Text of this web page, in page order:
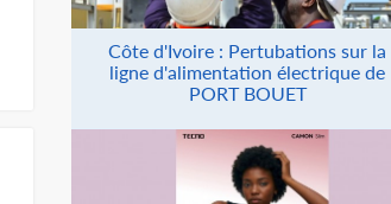
Côte d'Ivoire : Pertubations sur la
ligne d'alimentation électrique de
PORT BOUET